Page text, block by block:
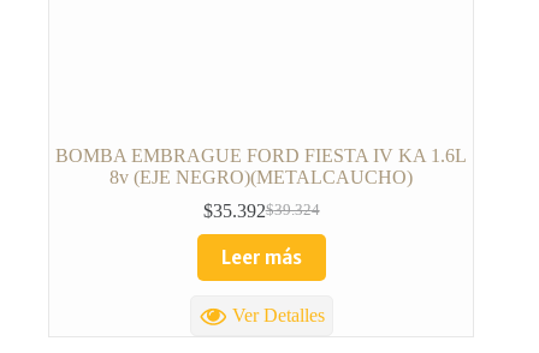
BOMBA EMBRAGUE FORD FIESTA IV KA 1.6L
8v (EJE NEGRO)(METALCAUCHO)
$39.324
$35.392
Leer más
Ver Detalles